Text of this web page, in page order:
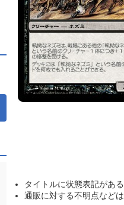
タイトルに状態表記があ
通販に対する不明点などは